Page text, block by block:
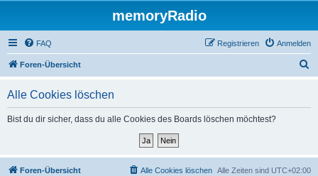
memoryRadio
FAQ Anmelden
Registrieren
Foren-Übersicht
Alle Cookies löschen
Bist du dir sicher, dass du alle Cookies des Boards löschen möchtest?
Foren-Übersicht Alle Zeiten sind UTC+02:00
Alle Cookies löschen